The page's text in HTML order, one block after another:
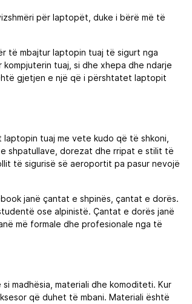
për laptopët, duke i bërë më të
të mbajtur laptopin tuaj të sigurt nga
tuaj, si dhe xhepa dhe ndarje
gjetjen e një që i përshtatet laptopit
tuaj me vete kudo që të shkoni,
shpatullave, dorezat dhe rripat e stilit të
të sigurisë së aeroportit pa pasur nevojë
janë çantat e shpinës, çantat e dorës.
ose alpinistë. Çantat e dorës janë
më formale dhe profesionale nga të
madhësia, materiali dhe komoditeti. Kur
që duhet të mbani. Materiali është